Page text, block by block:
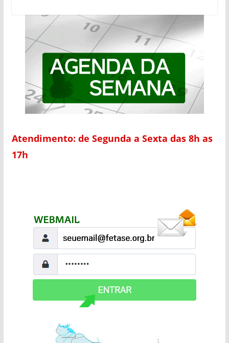
Atendimento: de Segunda a Sexta das 8h as
17h